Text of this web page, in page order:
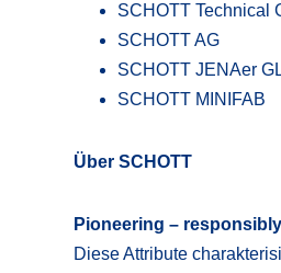
SCHOTT Technical
SCHOTT AG
SCHOTT JENAer
SCHOTT MINIFAB
Über SCHOTT
Pioneering –
Diese Attribute